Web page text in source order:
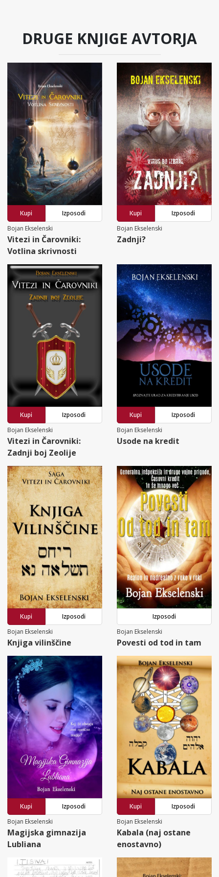
DRUGE KNJIGE AVTORJA
Kupi
Izposodi
Bojan Ekselenski
Vitezi in Čarovniki:
Votlina skrivnosti
Kupi
Izposodi
Bojan Ekselenski
Zadnji?
Kupi
Izposodi
Bojan Ekselenski
Vitezi in Čarovniki:
Zadnji boj Zeolije
Kupi
Izposodi
Bojan Ekselenski
Usode na kredit
Kupi
Izposodi
Bojan Ekselenski
Knjiga vilinščine
Izposodi
Bojan Ekselenski
Povesti od tod in tam
Kupi
Izposodi
Bojan Ekselenski
Magijska gimnazija
Lubliana
Kupi
Izposodi
Bojan Ekselenski
Kabala (naj ostane
enostavno)